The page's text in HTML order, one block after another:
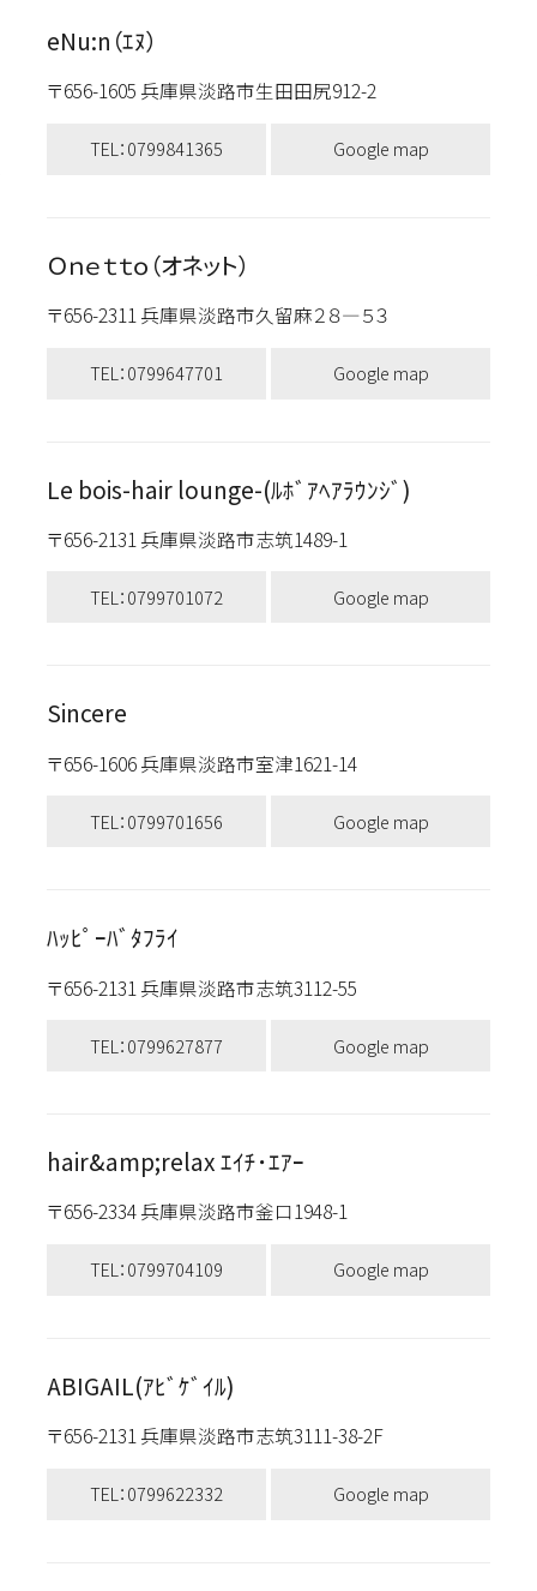
eNu:n（ｴﾇ）
〒656-1605 兵庫県淡路市生田田尻912-2
TEL：0799841365 Google map
Ｏｎｅｔｔｏ（オネット）
〒656-2311 兵庫県淡路市久留麻２８―５３
TEL：0799647701 Google map
Le bois-hair lounge-(ﾙﾎﾞｱﾍｱﾗｳﾝｼﾞ)
〒656-2131 兵庫県淡路市志筑1489-1
TEL：0799701072 Google map
Sincere
〒656-1606 兵庫県淡路市室津1621-14
TEL：0799701656 Google map
ﾊｯﾋﾟｰﾊﾞﾀﾌﾗｲ
〒656-2131 兵庫県淡路市志筑3112-55
TEL：0799627877 Google map
hair&amp;relax ｴｲﾁ･ｴｱｰ
〒656-2334 兵庫県淡路市釜口1948-1
TEL：0799704109 Google map
ABIGAIL(ｱﾋﾞｹﾞｲﾙ)
〒656-2131 兵庫県淡路市志筑3111-38-2F
TEL：0799622332 Google map